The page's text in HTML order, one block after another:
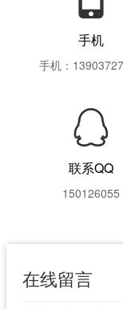
手机
手机：
联系QQ
150126055
在线留言